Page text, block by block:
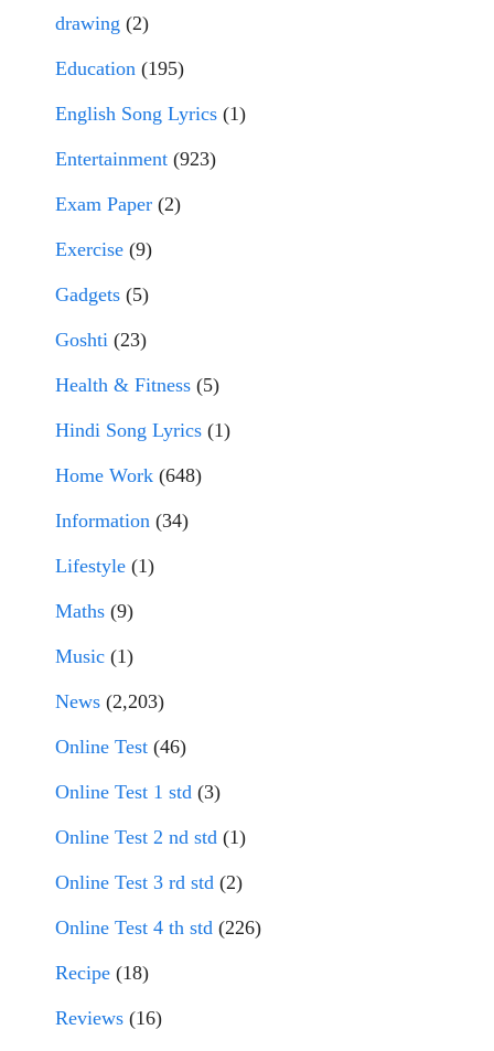
drawing (2)
Education (195)
English Song Lyrics (1)
Entertainment (923)
Exam Paper (2)
Exercise (9)
Gadgets (5)
Goshti (23)
Health & Fitness (5)
Hindi Song Lyrics (1)
Home Work (648)
Information (34)
Lifestyle (1)
Maths (9)
Music (1)
News (2,203)
Online Test (46)
Online Test 1 std (3)
Online Test 2 nd std (1)
Online Test 3 rd std (2)
Online Test 4 th std (226)
Recipe (18)
Reviews (16)